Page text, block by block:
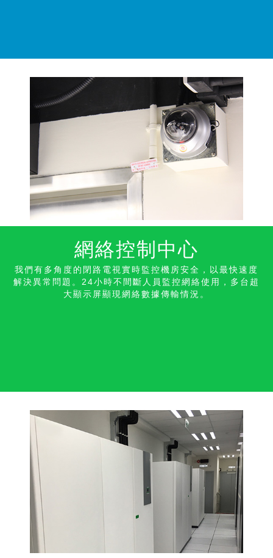
網絡控制中心
我們有多角度的閉路電視實時監控機房安全，以最快速度
解決異常問題。24小時不間斷人員監控網絡使用，多台超
大顯示屏顯現網絡數據傳輸情況。